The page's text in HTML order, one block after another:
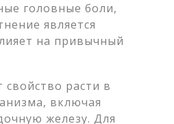
головные боли,
является
на привычный
расти в
включая
железу. Для